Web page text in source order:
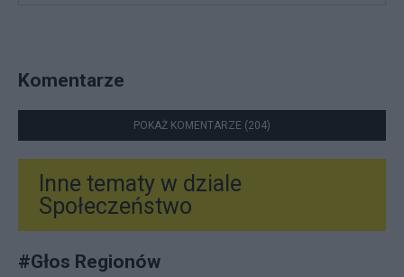
Komentarze
POKAŻ KOMENTARZE (204)
Inne tematy w dziale
Społeczeństwo
#Głos Regionów